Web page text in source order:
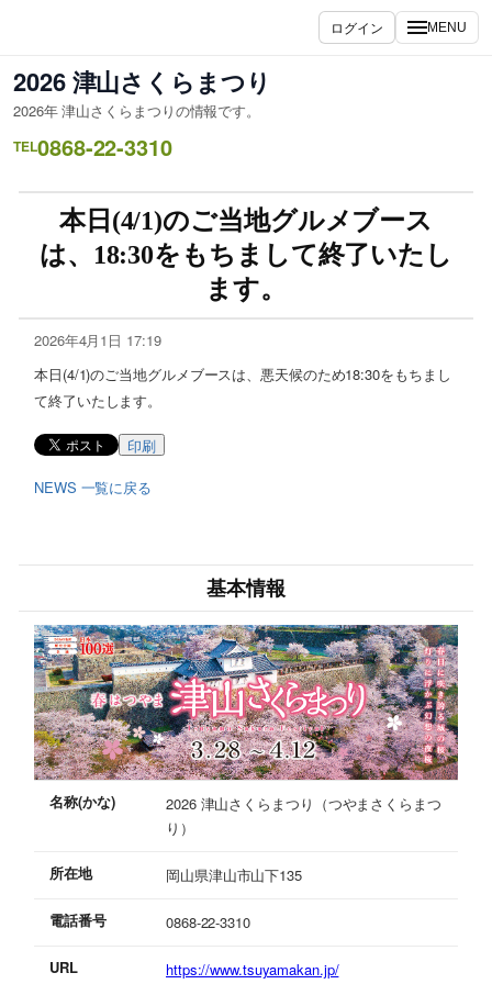
ログイン MENU
2026 津山さくらまつり
2026年 津山さくらまつりの情報です。
TEL0868-22-3310
本日(4/1)のご当地グルメブース
は、18:30をもちまして終了いたし
ます。
2026年4月1日 17:19
本日(4/1)のご当地グルメブースは、悪天候のため18:30をもちまし
て終了いたします。
印刷
NEWS 一覧に戻る
基本情報
名称(かな)
2026 津山さくらまつり（つやまさくらまつ
り）
所在地 岡山県津山市山下135
電話番号 0868-22-3310
URL https://www.tsuyamakan.jp/